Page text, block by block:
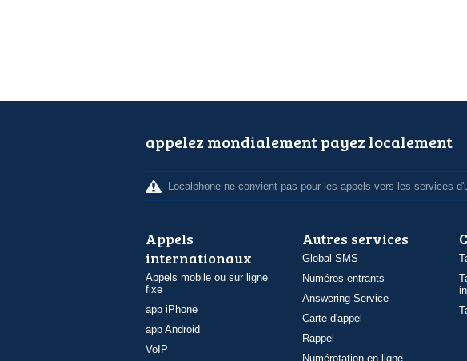
appelez mondialement payez localement
Localphone ne convient pas pour les appels vers les services
Appels
internationaux
Appels mobile ou sur ligne
fixe
app iPhone
app Android
VoIP
Autres services
Global SMS
Numéros entrants
Answering Service
Carte d'appel
Rappel
Numérotation en ligne